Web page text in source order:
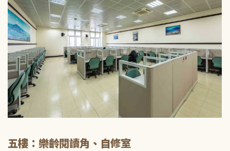
五樓：樂齡閱讀角、自修室